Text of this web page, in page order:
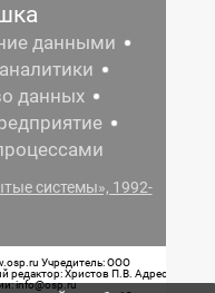
данными
данных
системы», 1992-
Учредитель: ООО
редактор: Христов П.В. Адрес
info@osp.ru